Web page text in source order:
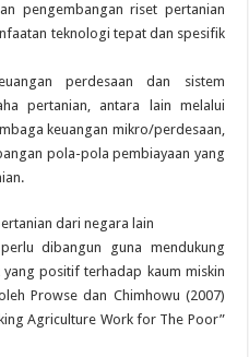
pengembangan riset pertanian
teknologi tepat dan spesifik
perdesaan dan sistem
pertanian, antara lain melalui
keuangan mikro/perdesaan,
pola-pola pembiayaan yang
dari negara lain
dibangun guna mendukung
positif terhadap kaum miskin
Prowse dan Chimhowu (2007)
Agriculture Work for The Poor”